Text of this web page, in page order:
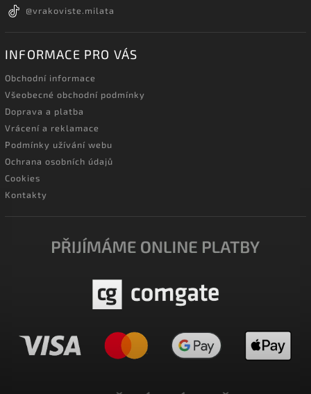
@vrakoviste.milata
INFORMACE PRO VÁS
Obchodní informace
Všeobecné obchodní podmínky
Doprava a platba
Vrácení a reklamace
Podmínky užívání webu
Ochrana osobních údajů
Cookies
Kontakty